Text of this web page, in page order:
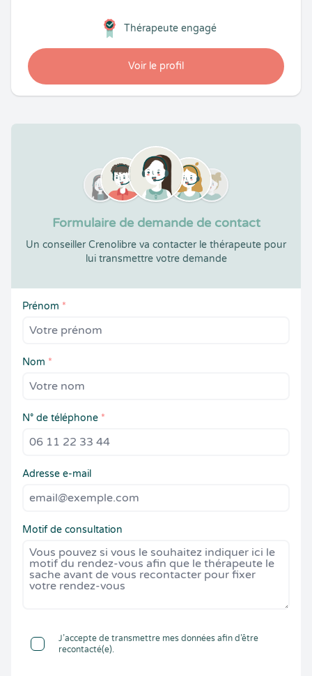
Voir le profil
Thérapeute engagé
Formulaire de demande de contact
Un conseiller Crenolibre va contacter le thérapeute pour
lui transmettre votre demande
Prénom *
Nom *
N° de téléphone *
Adresse e-mail
Motif de consultation
J’accepte de transmettre mes données afin d’être
recontacté(e).